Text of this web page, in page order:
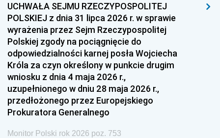
1996 1995 1994
1993 1992 1991
1990 1989
1987 1986 1985
1984 1983
1981 1980 1979
1978 1977
1975 1974
UCHWAŁA SEJMU RZECZYPOSPOLITEJ
POLSKIEJ z dnia 31 lipca 2026 r. w sprawie
wyrażenia przez Sejm Rzeczypospolitej
Polskiej zgody na pociągnięcie do
odpowiedzialności karnej posła Wojciecha
Króla za czyn określony w punkcie drugim
wniosku z dnia 4 maja 2026 r.,
uzupełnionego w dniu 28 maja 2026 r.,
przedłożonego przez Europejskiego
Prokuratora Generalnego
Monitor Polski rok 2026 poz. 753